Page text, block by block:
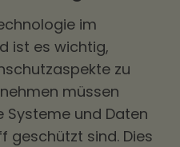
im
ist es wichtig,
zu
müssen
Systeme und Daten
geschützt sind. Dies